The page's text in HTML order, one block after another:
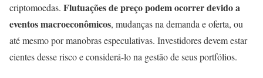
criptomoedas. Flutuações de preço podem ocorrer devido a
eventos macroeconômicos, mudanças na demanda e oferta, ou
até mesmo por manobras especulativas. Investidores devem estar
cientes desse risco e considerá-lo na gestão de seus portfólios.